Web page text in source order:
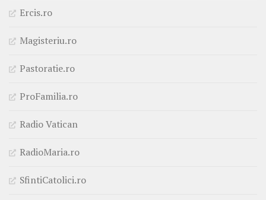
Ercis.ro
Magisteriu.ro
Pastoratie.ro
ProFamilia.ro
Radio Vatican
RadioMaria.ro
SfintiCatolici.ro